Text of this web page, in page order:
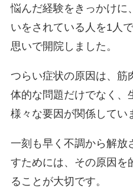
悩んだ経験をきっかけに
いをされている人を1人
思いで開院しました。
つらい症状の原因は、筋
体的な問題だけでなく、
様々な要因が関係してい
一刻も早く不調から解放
すためには、その原因を
ることが大切です。